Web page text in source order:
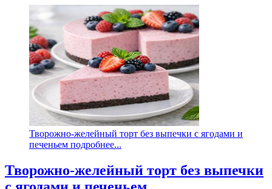
Творожно-желейный торт без выпечки с ягодами и
печеньем подробнее...
Творожно-желейный торт без выпечки